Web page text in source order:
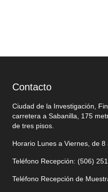
Contacto
Ciudad de la Investigación,
carretera a Sabanilla, 175
de tres pisos.
Horario Lunes a Viernes, de 8
Teléfono Recepción: (506)
Teléfono Recepción de